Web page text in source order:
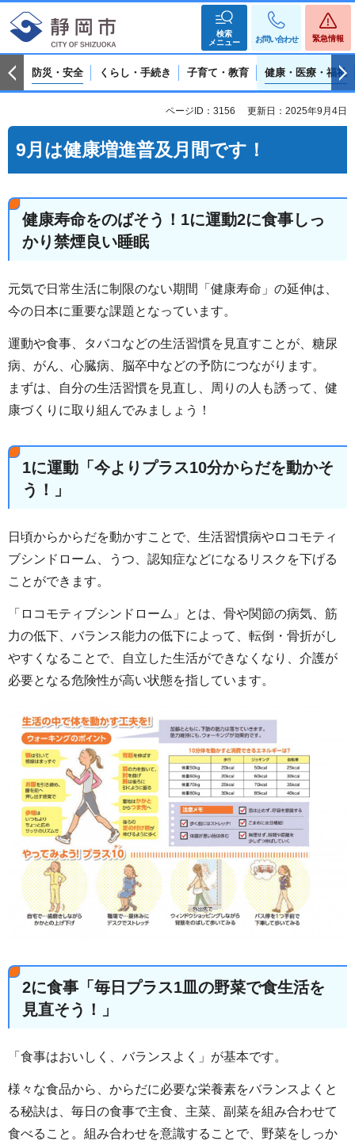
検索
メニュー
お問い合わせ 緊急情報
防災・安全 くらし・手続き 子育て・教育 健康・医療・福祉
ページID：3156 更新日：2025年9月4日
9月は健康増進普及月間です！
健康寿命をのばそう！1に運動2に食事しっ
かり禁煙良い睡眠
元気で日常生活に制限のない期間「健康寿命」の延伸は、
今の日本に重要な課題となっています。
運動や食事、タバコなどの生活習慣を見直すことが、糖尿
病、がん、心臓病、脳卒中などの予防につながります。
まずは、自分の生活習慣を見直し、周りの人も誘って、健
康づくりに取り組んでみましょう！
1に運動「今よりプラス10分からだを動かそ
う！」
日頃からからだを動かすことで、生活習慣病やロコモティ
ブシンドローム、うつ、認知症などになるリスクを下げる
ことができます。
「ロコモティブシンドローム」とは、骨や関節の病気、筋
力の低下、バランス能力の低下によって、転倒・骨折がし
やすくなることで、自立した生活ができなくなり、介護が
必要となる危険性が高い状態を指しています。
2に食事「毎日プラス1皿の野菜で食生活を
見直そう！」
「食事はおいしく、バランスよく」が基本です。
様々な食品から、からだに必要な栄養素をバランスよくと
る秘訣は、毎日の食事で主食、主菜、副菜を組み合わせて
食べること。組み合わせを意識することで、野菜をしっか